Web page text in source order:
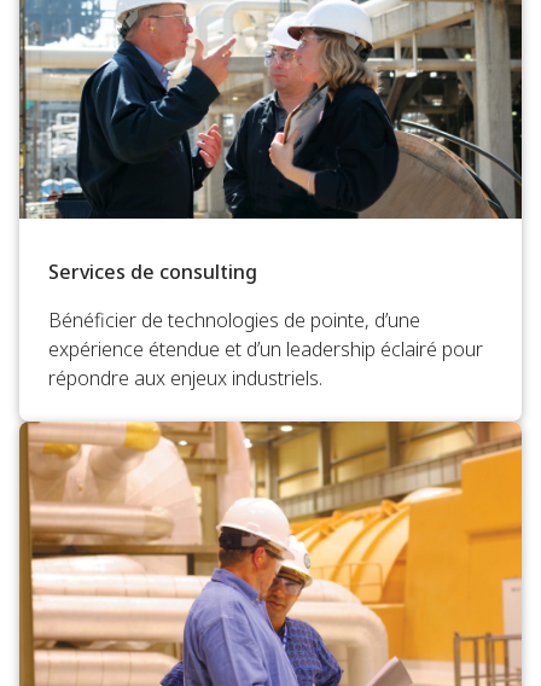
Services de consulting
Bénéficier de technologies de pointe, d’une
expérience étendue et d’un leadership éclairé pour
répondre aux enjeux industriels.